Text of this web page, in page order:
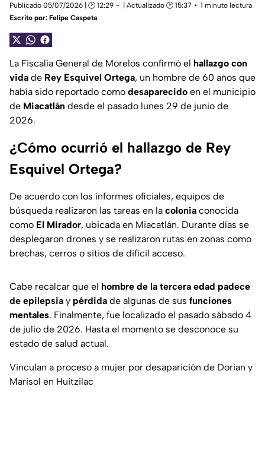
Publicado 05/07/2026 | 🕑 12:29 | Actualizado 🕑 15:37
1 minuto lectura
Escrito por: Felipe Caspeta
La Fiscalía General de Morelos confirmó el hallazgo con
vida de Rey Esquivel Ortega, un hombre de 60 años que
había sido reportado como desaparecido en el municipio
de Miacatlán desde el pasado lunes 29 de junio de
2026.
¿Cómo ocurrió el hallazgo de Rey
Esquivel Ortega?
De acuerdo con los informes oficiales, equipos de
búsqueda realizaron las tareas en la colonia conocida
como El Mirador, ubicada en Miacatlán. Durante días se
desplegaron drones y se realizaron rutas en zonas como
brechas, cerros o sitios de difícil acceso.
Cabe recalcar que el hombre de la tercera edad padece
de epilepsia y pérdida de algunas de sus funciones
mentales. Finalmente, fue localizado el pasado sábado 4
de julio de 2026. Hasta el momento se desconoce su
estado de salud actual.
Vinculan a proceso a mujer por desaparición de Dorian y
Marisol en Huitzilac